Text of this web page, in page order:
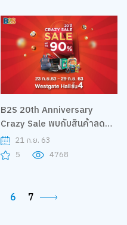
B2S 20th Anniversary
Crazy Sale พบกับสินค้าลด
สูงสุด 90%
21 ก.ย. 63
5
4768
6 7